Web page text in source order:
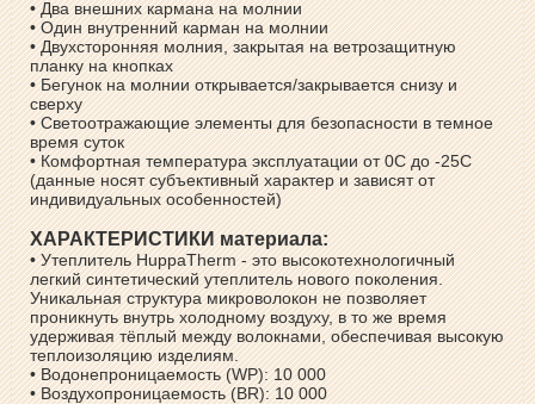
• Два внешних кармана на молнии
• Один внутренний карман на молнии
• Двухсторонняя молния, закрытая на ветрозащитную
планку на кнопках
• Бегунок на молнии открывается/закрывается снизу и
сверху
• Светоотражающие элементы для безопасности в темное
время суток
• Комфортная температура эксплуатации от 0С до -25С
(данные носят субъективный характер и зависят от
индивидуальных особенностей)
ХАРАКТЕРИСТИКИ материала:
• Утеплитель HuppaTherm - это высокотехнологичный
легкий синтетический утеплитель нового поколения.
Уникальная структура микроволокон не позволяет
проникнуть внутрь холодному воздуху, в то же время
удерживая тёплый между волокнами, обеспечивая высокую
теплоизоляцию изделиям.
• Водонепроницаемость (WP): 10 000
• Воздухопроницаемость (BR): 10 000